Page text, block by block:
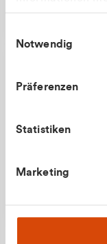
gesammelt haben.
Notwendig
Präferenzen
Statistiken
Marketing